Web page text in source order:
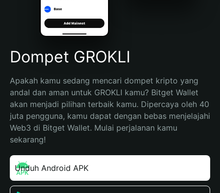
Português (Brasil)
Español (Argentina)
Dompet GROKLI
Apakah kamu sedang mencari dompet kripto yang
andal dan aman untuk GROKLI kamu? Bitget Wallet
akan menjadi pilihan terbaik kamu. Dipercaya oleh 40
juta pengguna, kamu dapat dengan bebas menjelajahi
Web3 di Bitget Wallet. Mulai perjalanan kamu
sekarang!
Unduh Android APK